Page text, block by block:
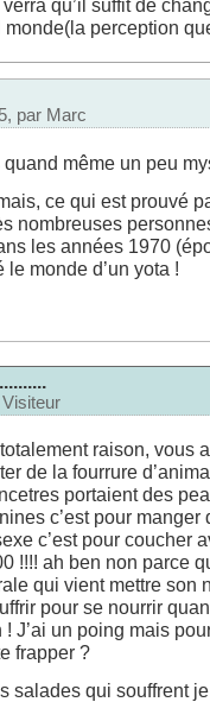
perception
par Marc
même un peu
ce qui est prouvé
nombreuses
les années 1970
le monde d’un yota !
Visiteur
raison, vous
de la fourrure
portaient des
c’est pour manger
c’est pour coucher
!!!! ah ben non parce
qui vient mettre son
pour se nourrir
J’ai un poing mais
frapper ?
salades qui souffrent